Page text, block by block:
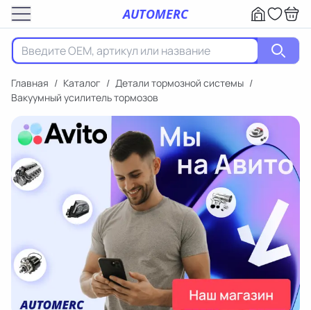
AUTOMERC
Главная / Каталог / Детали тормозной системы /
Вакуумный усилитель тормозов